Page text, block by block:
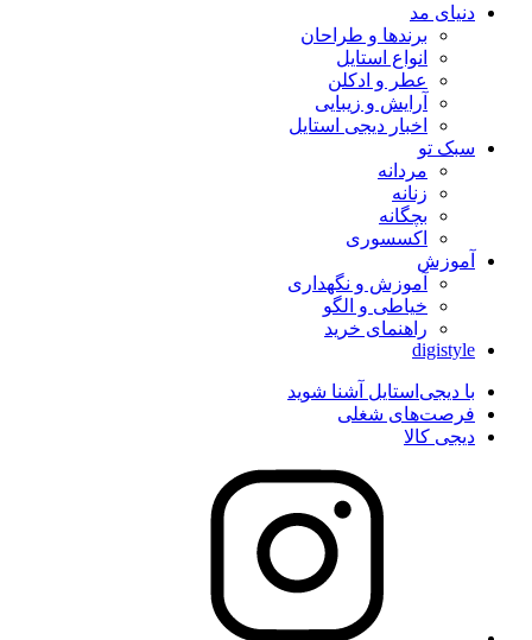
دنیای مد
برندها و طراحان
انواع استایل
عطر و ادکلن
آرایش و زیبایی
اخبار دیجی استایل
سبک تو
مردانه
زنانه
بچگانه
اکسسوری
آموزش
آموزش و نگهداری
خیاطی و الگو
راهنمای خرید
digistyle
با دیجی‌استایل آشنا شوید
فرصت‌های شغلی
دیجی کالا